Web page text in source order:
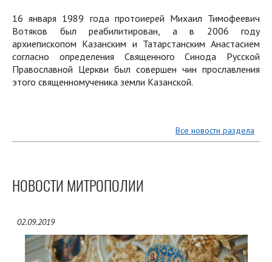
16 января 1989 года протоиерей Михаил Тимофеевич
Вотяков был реабилитирован, а в 2006 году
архиепископом Казанским и Татарстанским Анастасием
согласно определения Священного Синода Русской
Православной Церкви был совершен чин прославления
этого священномученика земли Казанской.
Все новости раздела
НОВОСТИ МИТРОПОЛИИ
02.09.2019